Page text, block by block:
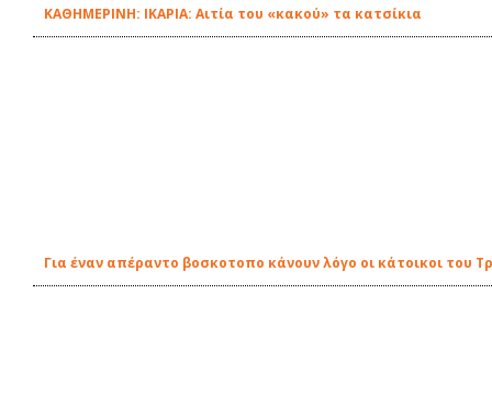
ΚΑΘΗΜΕΡΙΝΗ: ΙΚΑΡΙΑ: Αιτία του «κακού» τα κατσίκια
Για έναν απέραντο βοσκοτοπο κάνουν λόγο οι κάτοικοι του